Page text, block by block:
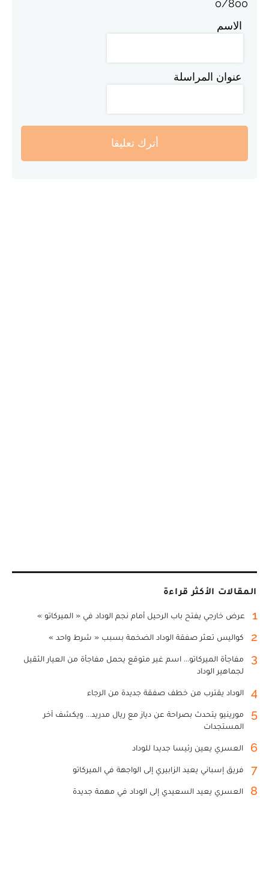
0/800
الاسم
عنوان المراسلة
أترك تعليقا
المقالات الأكثر قراءة
1 عرض خارجي يفتح باب الرحيل أمام نجم الوداد في « الميركاتو »
2 كواليس تعثر صفقة الوداد الضخمة بسبب « شرط واحد »
3
مفاجأة الميركاتو... اسم غير متوقع يحمل مفاجأة من العيار الثقيل
لجماهير الوداد
4 الوداد يقترب من خطف صفقة جديدة من الرجاء
5
مورينيو يتحدث بصراحة عن دياز مع ريال مدريد... ويكشف آخر
المستجدات
6 العسري يعين رئيسا جديدا للوداد
7 فريق إسباني يعيد الزابيري إلى الواجهة في الميركاتو
8 العسري يعيد السعيدي إلى الوداد في مهمة جديدة